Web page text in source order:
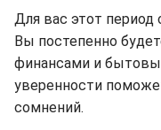
Для вас этот период
Вы постепенно
финансами и
уверенности
сомнений.